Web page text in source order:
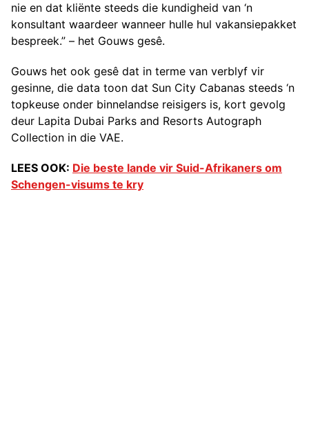
nie en dat kliënte steeds die kundigheid van ‘n
konsultant waardeer wanneer hulle hul vakansiepakket
bespreek.” – het Gouws gesê.
Gouws het ook gesê dat in terme van verblyf vir
gesinne, die data toon dat Sun City Cabanas steeds ‘n
topkeuse onder binnelandse reisigers is, kort gevolg
deur Lapita Dubai Parks and Resorts Autograph
Collection in die VAE.
LEES OOK: Die beste lande vir Suid-Afrikaners om
Schengen-visums te kry